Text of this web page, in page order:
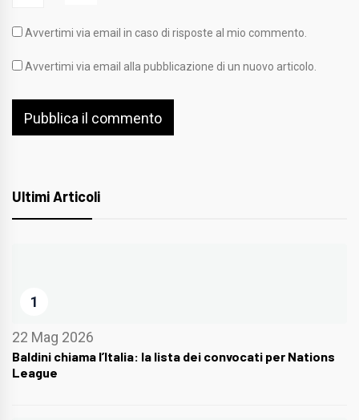
Avvertimi via email in caso di risposte al mio commento.
Avvertimi via email alla pubblicazione di un nuovo articolo.
Ultimi Articoli
1
22 Mag 2026
Baldini chiama l’Italia: la lista dei convocati per Nations
League